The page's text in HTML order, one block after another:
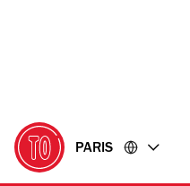
PARIS